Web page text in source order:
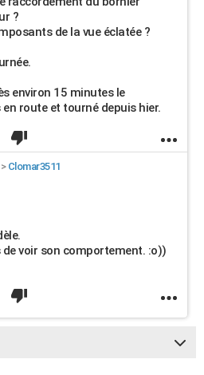
?
de la vue éclatée ?
environ 15 minutes le
route et tourné depuis hier.
> Clomar3511
voir son comportement. :o))